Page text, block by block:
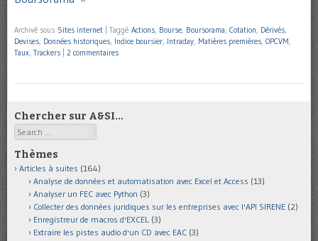
Archivé sous Sites internet Taggé Actions Bourse Boursorama Cotation Dérivés
Devises Données historiques Indice boursier Intraday Matières premières OPCVM
Taux Trackers 2 commentaires
Chercher sur A&SI…
Search
Thèmes
Articles à suites (164)
Analyse de données et automatisation avec Excel et Access (13)
Analyser un FEC avec Python (3)
Collecter des données juridiques sur les entreprises avec l'API SIRENE (2)
Enregistreur de macros d'EXCEL (3)
Extraire les pistes audio d'un CD avec EAC (3)